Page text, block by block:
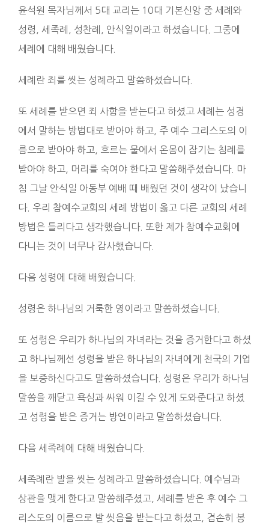
윤석원 목자님께서 5대 교리는 10대 기본신앙 중 세례와
성령, 세족례, 성찬례, 안식일이라고 하셨습니다. 그중에
세례에 대해 배웠습니다.
세례란 죄를 씻는 성례라고 말씀하셨습니다.
또 세례를 받으면 죄 사함을 받는다고 하셨고 세례는 성경
에서 말하는 방법대로 받아야 하고, 주 예수 그리스도의 이
름으로 받아야 하고, 흐르는 물에서 온몸이 잠기는 침례를
받아야 하고, 머리를 숙여야 한다고 말씀해주셨습니다. 마
침 그날 안식일 아동부 예배 때 배웠던 것이 생각이 났습니
다. 우리 참예수교회의 세례 방법이 옳고 다른 교회의 세례
방법은 틀리다고 생각했습니다. 또한 제가 참예수교회에
다니는 것이 너무나 감사했습니다.
다음 성령에 대해 배웠습니다.
성령은 하나님의 거룩한 영이라고 말씀하셨습니다.
또 성령은 우리가 하나님의 자녀라는 것을 증거한다고 하셨
고 하나님께선 성령을 받은 하나님의 자녀에게 천국의 기업
을 보증하신다고도 말씀하셨습니다. 성령은 우리가 하나님
말씀을 깨닫고 욕심과 싸워 이길 수 있게 도와준다고 하셨
고 성령을 받은 증거는 방언이라고 말씀하셨습니다.
다음 세족례에 대해 배웠습니다.
세족례란 발을 씻는 성례라고 말씀하셨습니다. 예수님과
상관을 맺게 한다고 말씀해주셨고, 세례를 받은 후 예수 그
리스도의 이름으로 발 씻음을 받는다고 하셨고, 겸손히 봉